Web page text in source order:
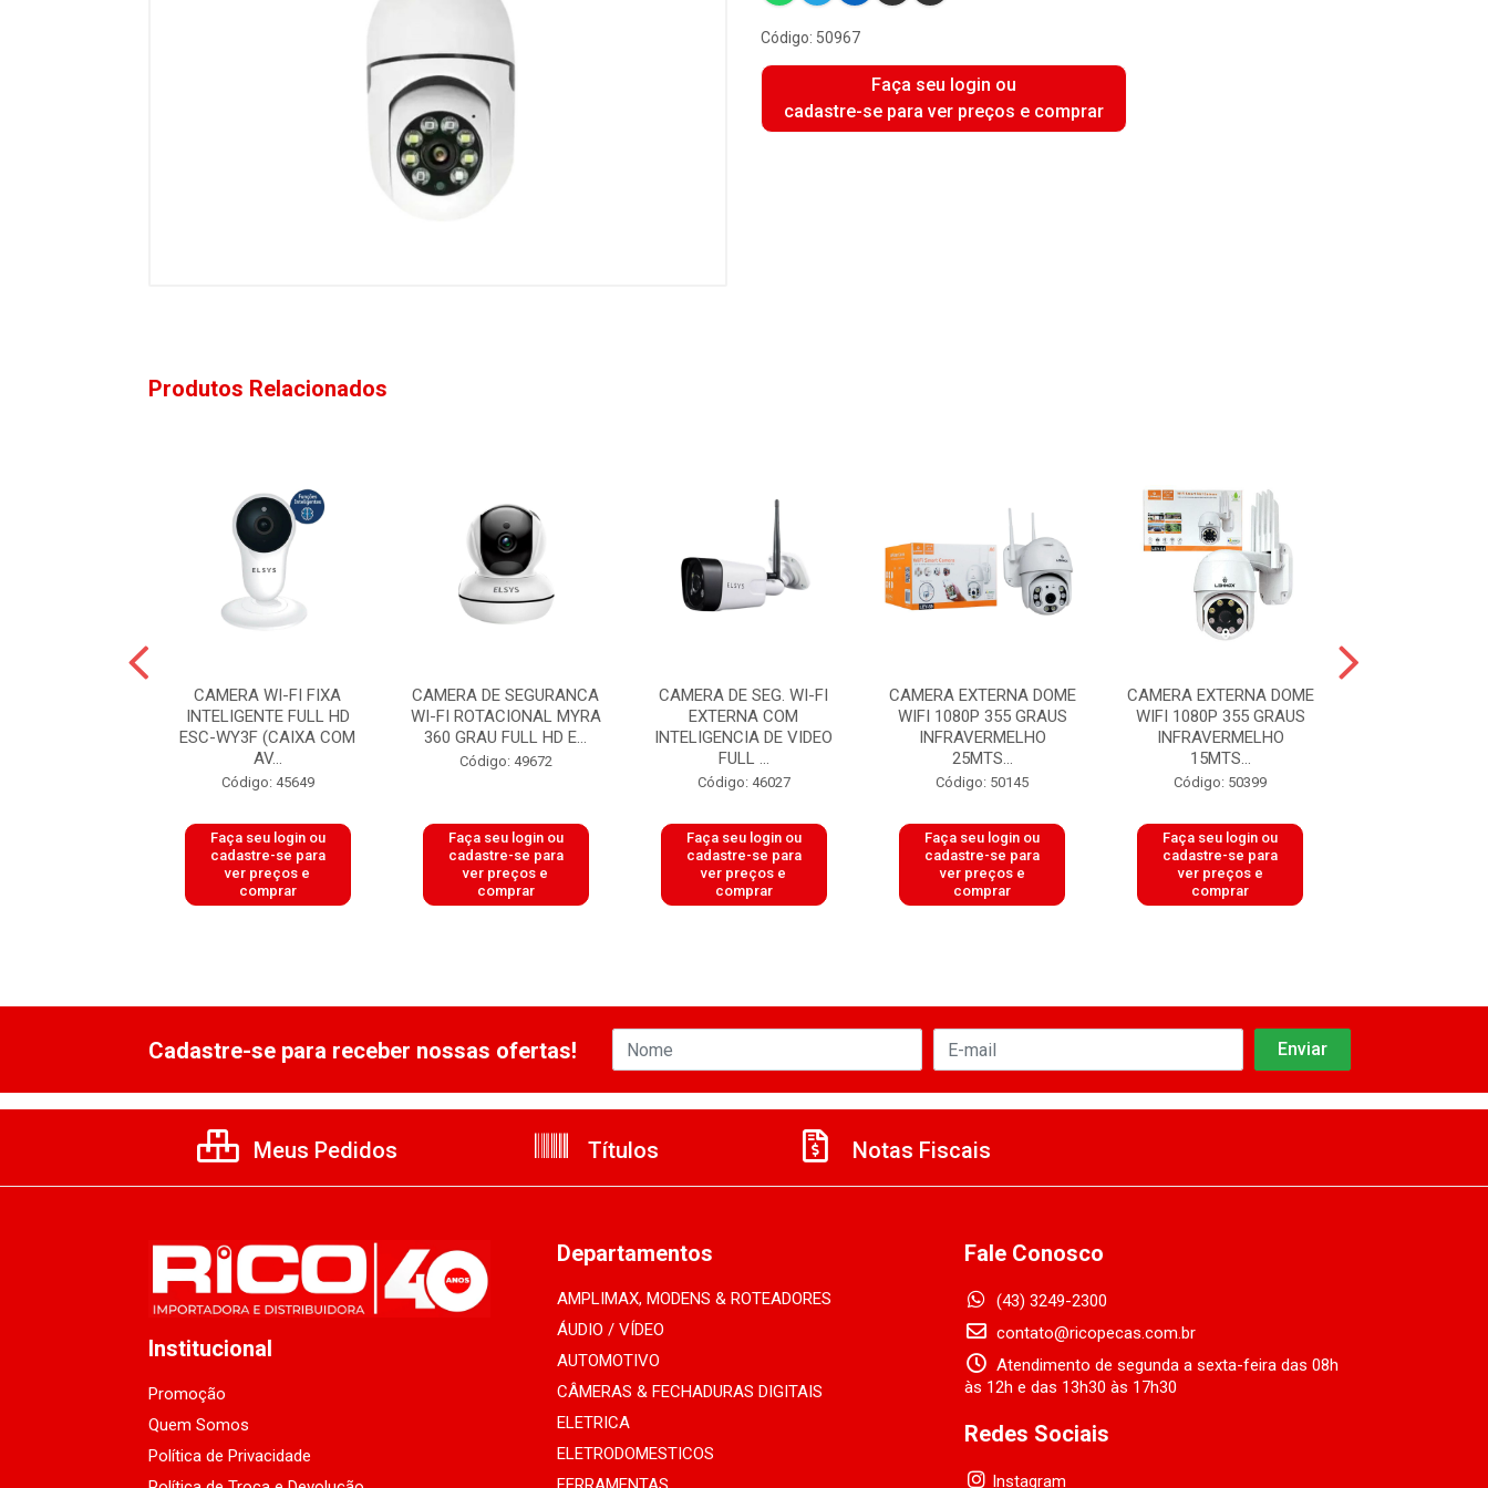
Código: 50967
Faça seu login ou
cadastre-se para ver preços e comprar
Produtos Relacionados
CAMERA WI-FI FIXA
INTELIGENTE FULL HD
ESC-WY3F (CAIXA COM
AV...
Código: 45649
Faça seu login ou
cadastre-se para
ver preços e
comprar
CAMERA DE SEGURANCA
WI-FI ROTACIONAL MYRA
360 GRAU FULL HD E...
Código: 49672
Faça seu login ou
cadastre-se para
ver preços e
comprar
CAMERA DE SEG. WI-FI
EXTERNA COM
INTELIGENCIA DE VIDEO
FULL ...
Código: 46027
Faça seu login ou
cadastre-se para
ver preços e
comprar
CAMERA EXTERNA DOME
WIFI 1080P 355 GRAUS
INFRAVERMELHO
25MTS...
Código: 50145
Faça seu login ou
cadastre-se para
ver preços e
comprar
CAMERA EXTERNA DOME
WIFI 1080P 355 GRAUS
INFRAVERMELHO
15MTS...
Código: 50399
Faça seu login ou
cadastre-se para
ver preços e
comprar
Cadastre-se para receber nossas ofertas!
Meus Pedidos Títulos Notas Fiscais
Institucional
Promoção
Quem Somos
Política de Privacidade
Departamentos
AMPLIMAX, MODENS & ROTEADORES
ÁUDIO / VÍDEO
AUTOMOTIVO
CÂMERAS & FECHADURAS DIGITAIS
ELETRICA
ELETRODOMESTICOS
Fale Conosco
(43) 3249-2300
contato@ricopecas.com.br
Atendimento de segunda a sexta-feira das 08h
às 12h e das 13h30 às 17h30
Redes Sociais
Instagram